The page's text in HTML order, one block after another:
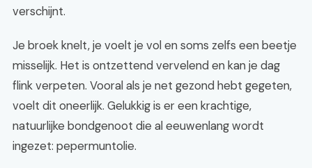
verschijnt.
Je broek knelt, je voelt je vol en soms zelfs een beetje
misselijk. Het is ontzettend vervelend en kan je dag
flink verpeten. Vooral als je net gezond hebt gegeten,
voelt dit oneerlijk. Gelukkig is er een krachtige,
natuurlijke bondgenoot die al eeuwenlang wordt
ingezet: pepermuntolie.